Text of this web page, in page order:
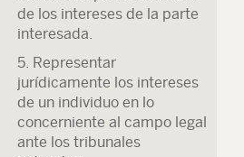
de los intereses de la parte
interesada.
5. Representar
jurídicamente los intereses
de un individuo en lo
concerniente al campo legal
ante los tribunales